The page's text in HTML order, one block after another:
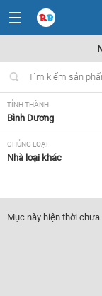
TỈNH THÀNH
Bình Dương
CHỦNG LOẠI
Nhà loại khác
Tất cả
Mục này hiện thời chưa